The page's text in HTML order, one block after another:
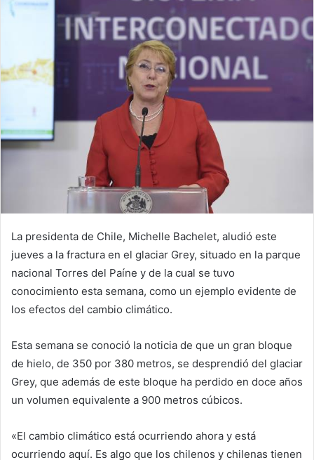
La presidenta de Chile, Michelle Bachelet, aludió este
jueves a la fractura en el glaciar Grey, situado en la parque
nacional Torres del Paíne y de la cual se tuvo
conocimiento esta semana, como un ejemplo evidente de
los efectos del cambio climático.
Esta semana se conoció la noticia de que un gran bloque
de hielo, de 350 por 380 metros, se desprendió del glaciar
Grey, que además de este bloque ha perdido en doce años
un volumen equivalente a 900 metros cúbicos.
«El cambio climático está ocurriendo ahora y está
ocurriendo aquí. Es algo que los chilenos y chilenas tienen